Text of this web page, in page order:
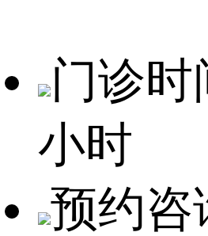
门诊时
小时
预约咨